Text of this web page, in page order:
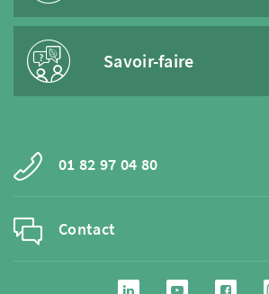
Savoir-faire
01 82 97 04 80
Contact